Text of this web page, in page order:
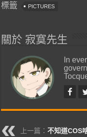
標籤 PICTURES
關於 寂寞先生
In
上一篇：不知道COS